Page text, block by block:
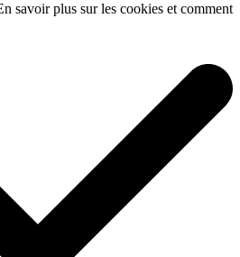
savoir plus sur les cookies et comment